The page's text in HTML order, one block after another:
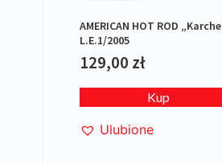
AMERICAN HOT ROD
L.E.1/2005
129,00 zł
Kup
Ulubione